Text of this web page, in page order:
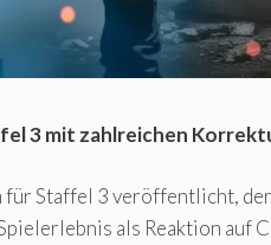
3 mit zahlreichen
für Staffel 3 veröffentlicht,
als Reaktion auf